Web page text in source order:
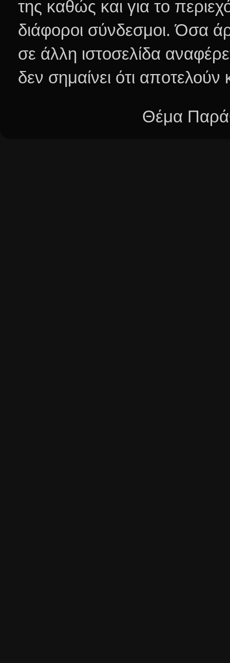
της καθώς και για το
διάφοροι σύνδεσμοι.Όσα
σε άλλη ιστοσελίδα
δεν σημαίνει ότι
Θέμα